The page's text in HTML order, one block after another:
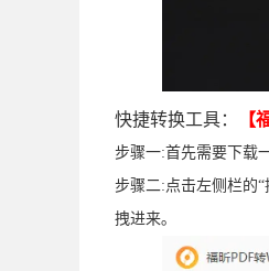
快捷转换工具： 【
步骤一:首先需要下载
步骤二:点击左侧栏的
拽进来｡